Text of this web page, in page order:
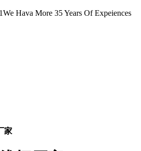
We Hava More 35 Years Of Expeiences
家